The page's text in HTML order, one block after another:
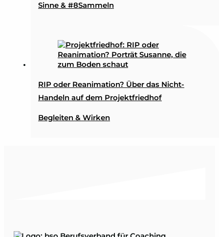
Sinne & #8Sammeln
RIP oder Reanimation? Über das Nicht-
Handeln auf dem Projektfriedhof
Begleiten & Wirken